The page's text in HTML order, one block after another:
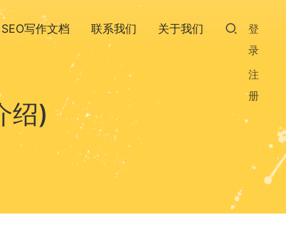
SEO写作文档 联系我们 关于我们
登
录
注
册
绍)